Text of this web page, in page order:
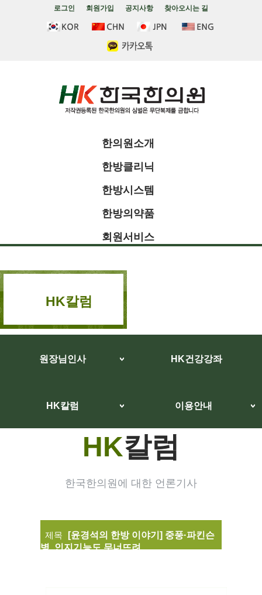
로그인 회원가입 공지사항 찾아오시는 길
한의원소개
한방클리닉
한방시스템
한방의약품
회원서비스
HK칼럼
원장님인사 HK건강강좌
HK칼럼 이용안내
HK칼럼
한국한의원에 대한 언론기사
제목
[윤경석의 한방 이야기] 중풍·파킨슨
병, 인지기능도 무너뜨려